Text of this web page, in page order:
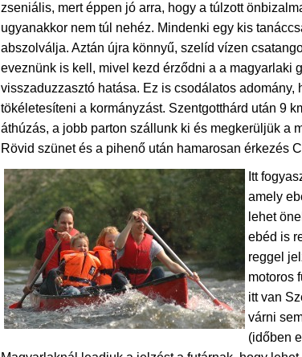
zseniális, mert éppen jó arra, hogy a túlzott
ugyanakkor nem túl nehéz. Mindenki egy kis
abszolválja. Aztán újra könnyű, szelíd vízen
eveznünk is kell, mivel kezd érződni a a magyarlaki
visszaduzzasztó hatása. Ez is csodálatos adomány,
tökéletesíteni a kormányzást. Szentgotthárd után 9
áthúzás, a jobb parton szállunk ki és megkerüljük a
Rövid szünet és a pihenő után hamarosan érkezés
Itt
amely
lehet
ebéd is
reggel
motoros
itt van
várni
(időben